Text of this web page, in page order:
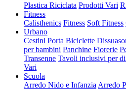
Plastica Riciclata Prodotti Vari
Fitness
Calisthenics Fitness Soft Fitness
Urbano
Cestini Porta Biciclette
per bambini Panchine Fiorerie
Transenne Tavoli inclusivi per
Vari
Scuola
Arredo Nido e Infanzia Arredo